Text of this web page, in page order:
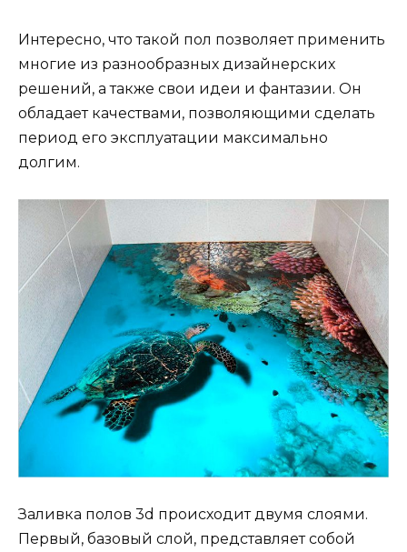
Интересно, что такой пол позволяет применить
многие из разнообразных дизайнерских
решений, а также свои идеи и фантазии. Он
обладает качествами, позволяющими сделать
период его эксплуатации максимально
долгим.
Заливка полов 3d происходит двумя слоями.
Первый, базовый слой, представляет собой